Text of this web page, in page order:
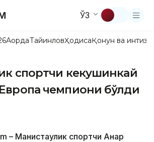
ЎЗ
АқордаТайинловҲодисаҚонун ва
спортчи кекушинкай
чемпиони бўлди
– Манғистаулик спортчи Анар